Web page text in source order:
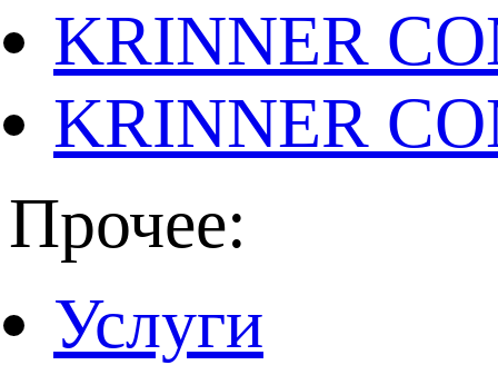
KRINNER
KRINNER
Прочее:
Услуги